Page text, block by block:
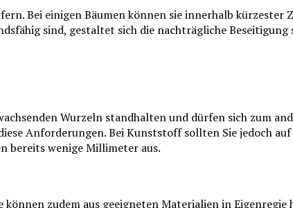
Bei einigen Bäumen können sie innerhalb kürzester
sind, gestaltet sich die nachträgliche
Wurzeln standhalten und dürfen sich zum
Anforderungen. Bei Kunststoff sollten Sie jedoch auf
bereits wenige Millimeter aus.
zudem aus geeigneten Materialien in